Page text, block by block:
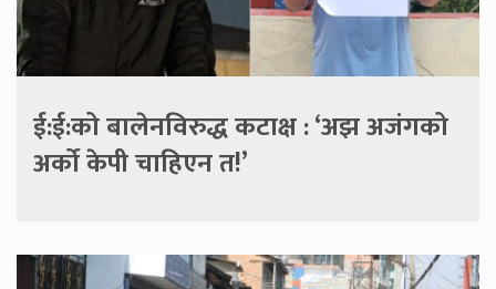
ई:ई:को बालेनविरुद्ध कटाक्ष : ‘अझ अजंगको
अर्को केपी चाहिएन त!’